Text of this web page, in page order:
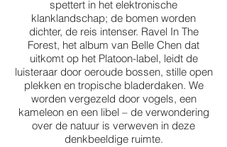
spettert in het elektronische
klanklandschap; de bomen worden
dichter, de reis intenser. Ravel In The
Forest, het album van Belle Chen dat
uitkomt op het Platoon-label, leidt de
luisteraar door oeroude bossen, stille open
plekken en tropische bladerdaken. We
worden vergezeld door vogels, een
kameleon en een libel – de verwondering
over de natuur is verweven in deze
denkbeeldige ruimte.